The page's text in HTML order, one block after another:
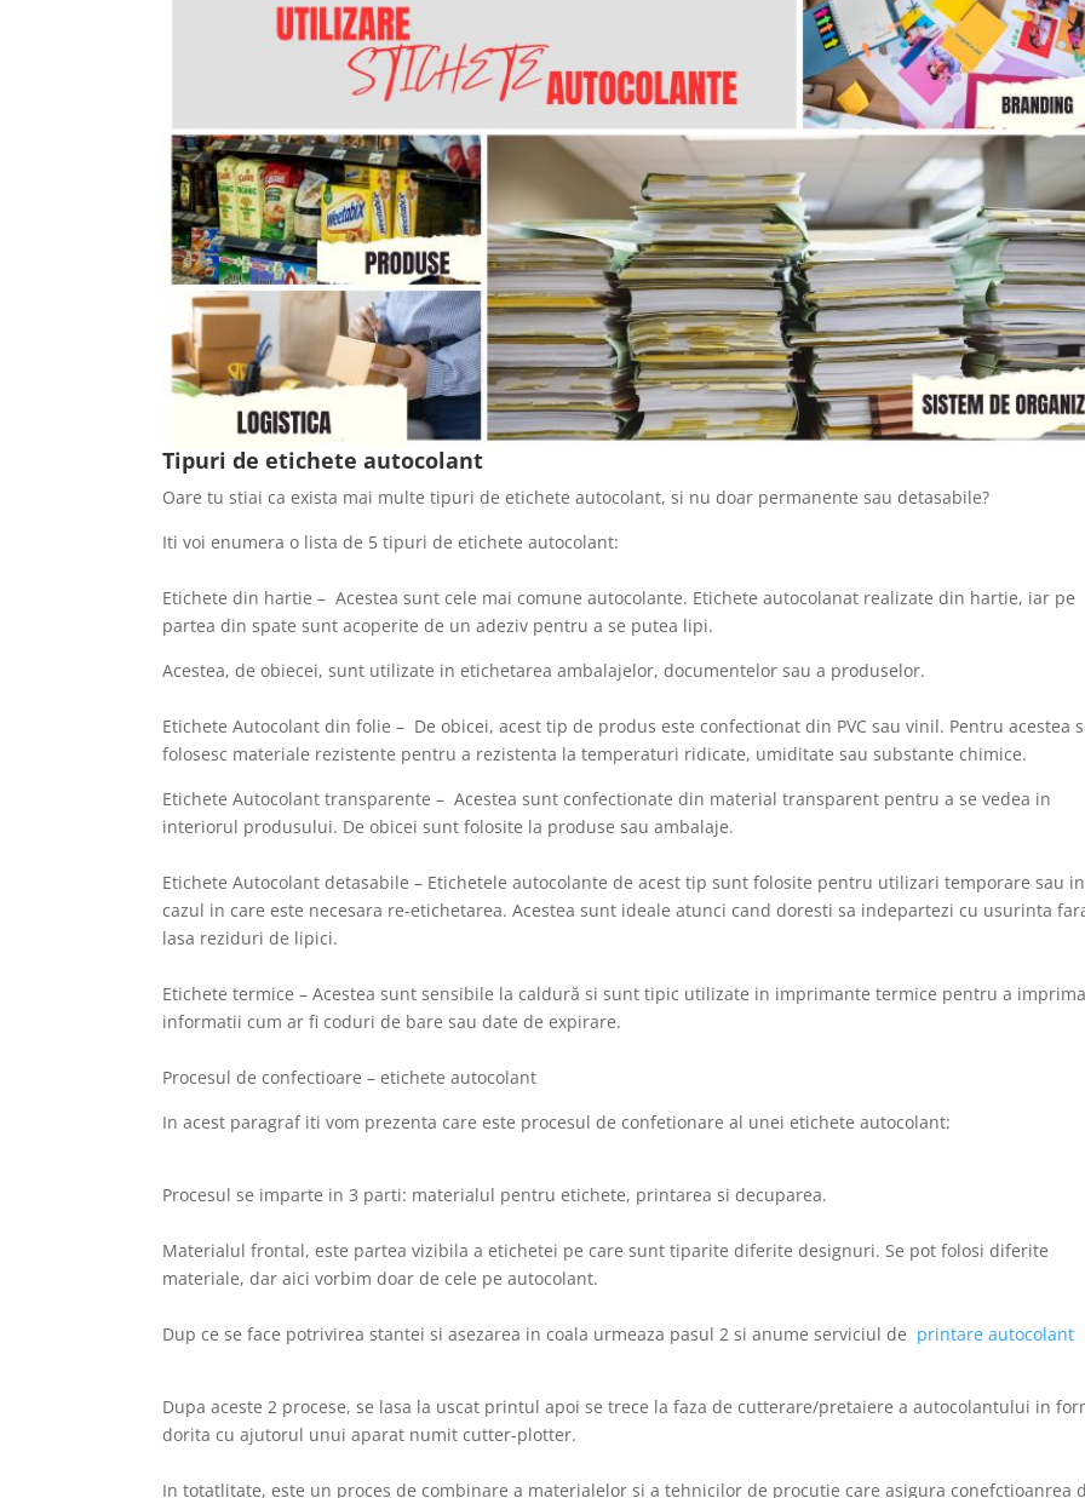
Tipuri de etichete autocolant
Oare tu stiai ca exista mai multe tipuri de etichete autocolant, si nu doar permanente sau detasabile?
Iti voi enumera o lista de 5 tipuri de etichete autocolant:
Etichete din hartie – Acestea sunt cele mai comune autocolante. Etichete autocolanat realizate din hartie, iar pe
partea din spate sunt acoperite de un adeziv pentru a se putea lipi.
Acestea, de obiecei, sunt utilizate in etichetarea ambalajelor, documentelor sau a produselor.
Etichete Autocolant din folie – De obicei, acest tip de produs este confectionat din PVC sau vinil. Pentru acestea
folosesc materiale rezistente pentru a rezistenta la temperaturi ridicate, umiditate sau substante chimice.
Etichete Autocolant transparente – Acestea sunt confectionate din material transparent pentru a se vedea in
interiorul produsului. De obicei sunt folosite la produse sau ambalaje.
Etichete Autocolant detasabile – Etichetele autocolante de acest tip sunt folosite pentru utilizari temporare sau in
cazul in care este necesara re-etichetarea. Acestea sunt ideale atunci cand doresti sa indepartezi cu usurinta
lasa reziduri de lipici.
Etichete termice – Acestea sunt sensibile la caldură si sunt tipic utilizate in imprimante termice pentru a
informatii cum ar fi coduri de bare sau date de expirare.
Procesul de confectioare – etichete autocolant
In acest paragraf iti vom prezenta care este procesul de confetionare al unei etichete autocolant:
Procesul se imparte in 3 parti: materialul pentru etichete, printarea si decuparea.
Materialul frontal, este partea vizibila a etichetei pe care sunt tiparite diferite designuri. Se pot folosi diferite
materiale, dar aici vorbim doar de cele pe autocolant.
Dup ce se face potrivirea stantei si asezarea in coala urmeaza pasul 2 si anume serviciul de printare autocolant
Dupa aceste 2 procese, se lasa la uscat printul apoi se trece la faza de cutterare/pretaiere a autocolantului in
dorita cu ajutorul unui aparat numit cutter-plotter.
In totatlitate, este un proces de combinare a materialelor si a tehnicilor de procutie care asigura conefctioanrea